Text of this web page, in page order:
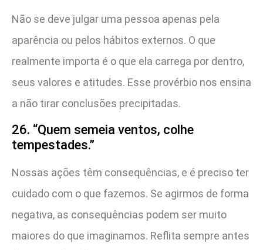
Não se deve julgar uma pessoa apenas pela
aparência ou pelos hábitos externos. O que
realmente importa é o que ela carrega por dentro,
seus valores e atitudes. Esse provérbio nos ensina
a não tirar conclusões precipitadas.
26. “Quem semeia ventos, colhe
tempestades.”
Nossas ações têm consequências, e é preciso ter
cuidado com o que fazemos. Se agirmos de forma
negativa, as consequências podem ser muito
maiores do que imaginamos. Reflita sempre antes